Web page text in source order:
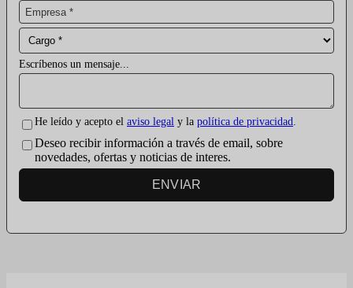
Escríbenos un mensaje...
He leído y acepto el aviso legal y la política de privacidad.
Deseo recibir información a través de email, sobre
novedades, ofertas y noticias de interes.
ENVIAR